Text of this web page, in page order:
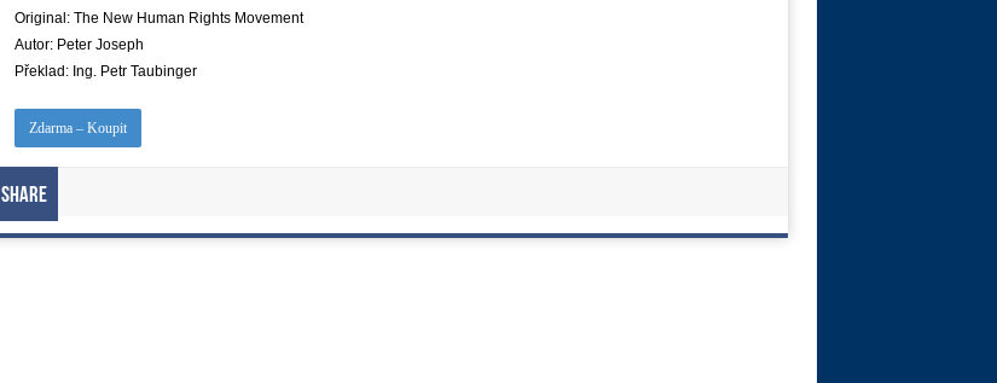
Original: The New Human Rights Movement
Autor: Peter Joseph
Překlad: Ing. Petr Taubinger
Zdarma – Koupit
Share